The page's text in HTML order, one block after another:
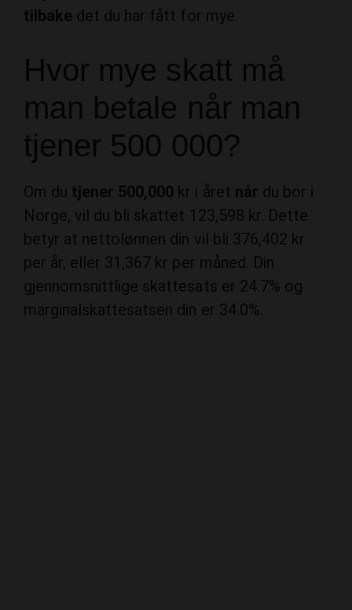
tilbake det du har fått for mye.
Hvor mye skatt må
man betale når man
tjener 500 000?
Om du tjener 500,000 kr i året når du bor i
Norge, vil du bli skattet 123,598 kr. Dette
betyr at nettolønnen din vil bli 376,402 kr
per år, eller 31,367 kr per måned. Din
gjennomsnittlige skattesats er 24.7% og
marginalskattesatsen din er 34.0%.